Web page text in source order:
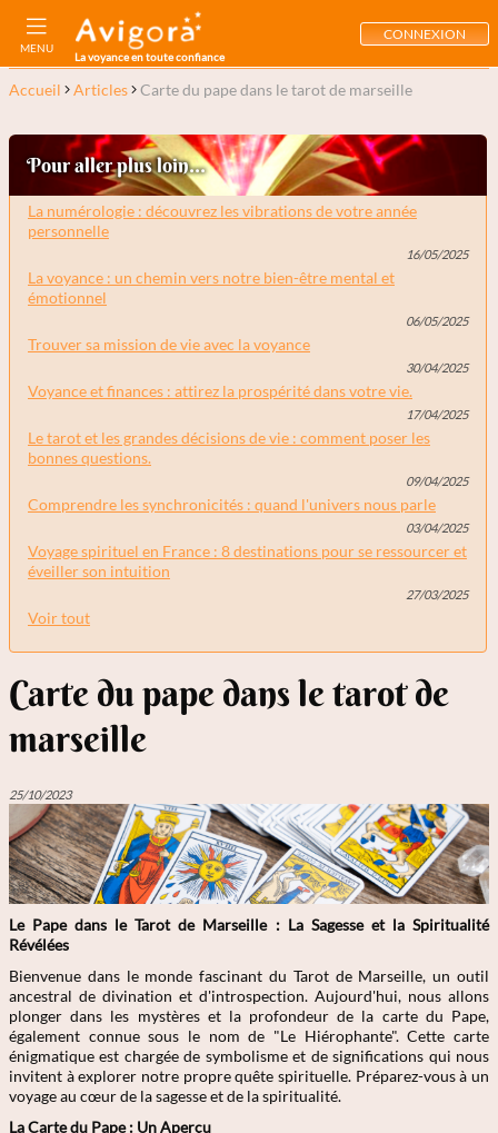
MENU
La voyance en toute confiance
CONNEXION
Accueil Articles Carte du pape dans le tarot de marseille
Pour aller plus loin...
La numérologie : découvrez les vibrations de votre année
personnelle
16/05/2025
La voyance : un chemin vers notre bien-être mental et
émotionnel
06/05/2025
Trouver sa mission de vie avec la voyance
30/04/2025
Voyance et finances : attirez la prospérité dans votre vie.
17/04/2025
Le tarot et les grandes décisions de vie : comment poser les
bonnes questions.
09/04/2025
Comprendre les synchronicités : quand l'univers nous parle
03/04/2025
Voyage spirituel en France : 8 destinations pour se ressourcer et
éveiller son intuition
27/03/2025
Voir tout
Carte du pape dans le tarot de
marseille
25/10/2023
Le Pape dans le Tarot de Marseille : La Sagesse et la Spiritualité
Révélées
Bienvenue dans le monde fascinant du Tarot de Marseille, un outil
ancestral de divination et d'introspection. Aujourd'hui, nous allons
plonger dans les mystères et la profondeur de la carte du Pape,
également connue sous le nom de "Le Hiérophante". Cette carte
énigmatique est chargée de symbolisme et de significations qui nous
invitent à explorer notre propre quête spirituelle. Préparez-vous à un
voyage au cœur de la sagesse et de la spiritualité.
La Carte du Pape : Un Aperçu